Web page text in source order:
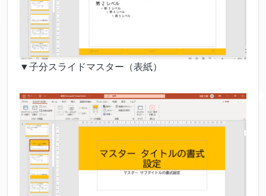
▼子分スライドマスター（表紙）